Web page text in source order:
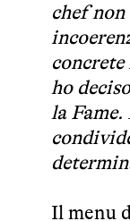
chef
ho
la Fame.
Il menu